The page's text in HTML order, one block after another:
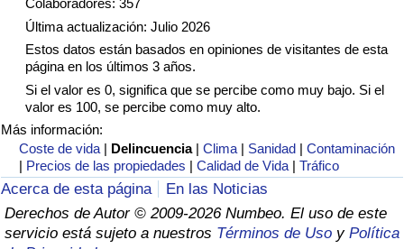
Última actualización: Julio 2026
Estos datos están basados en opiniones de visitantes de esta
página en los últimos 3 años.
Si el valor es 0, significa que se percibe como muy bajo. Si el
valor es 100, se percibe como muy alto.
Más información:
Coste de vida | Delincuencia |Clima | Sanidad |Contaminación
| Precios de las propiedades |Calidad de Vida |Tráfico
Acerca de esta página
En las Noticias
Derechos de Autor © 2009-2026 Numbeo. El uso de este
servicio está sujeto a nuestros Términos de Uso y Política